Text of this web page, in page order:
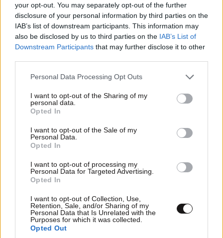
your opt-out. You may separately opt-out of the further
disclosure of your personal information by third parties on the
IAB’s list of downstream participants. This information may
also be disclosed by us to third parties on the IAB’s List of
Downstream Participants that may further disclose it to other
Please note that this website/app uses one or more Google
not limited to your visit or usage behaviour. You may click to
grant or deny consent to Google and its third-party tags to
use your data for below specified purposes in below Google
consent section.
Personal Data Processing Opt Outs
I want to opt-out of the Sharing of my
personal data.
Opted In
I want to opt-out of the Sale of my
Personal Data.
Opted In
I want to opt-out of processing my
Personal Data for Targeted Advertising.
Opted In
I want to opt-out of Collection, Use,
Retention, Sale, and/or Sharing of my
Personal Data that Is Unrelated with the
Purposes for which it was collected.
Opted Out
@Φροίξος. Ακούγεται πολύ το μαντού στις έρευνες....
ίδωμεν .
Απαντήστε 0